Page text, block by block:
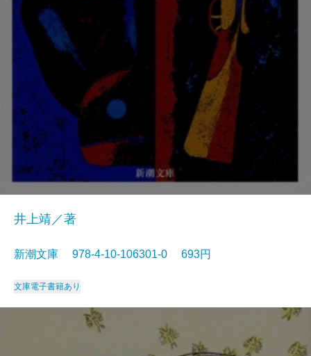
井上靖／著
新潮文庫 978-4-10-106301-0 693円
文庫電子書籍あり